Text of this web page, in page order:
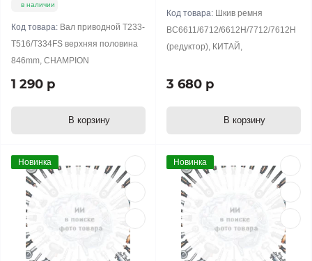
в наличии
Код товара: Вал приводной T233-
T516/T334FS верхняя половина
846mm, CHAMPION
1 290 р
В корзину
Код товара: Шкив ремня
BC6611/6712/6612H/7712/7612H
(редуктор), КИТАЙ,
3 680 р
В корзину
Новинка Новинка